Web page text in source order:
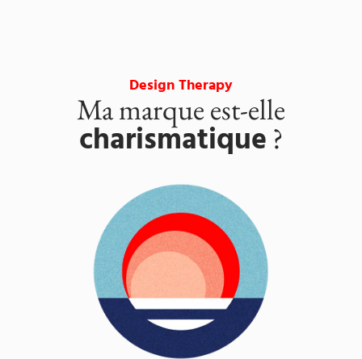
Design Therapy
Ma marque est-elle
charismatique ?